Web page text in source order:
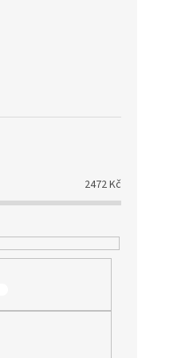
2472Kč